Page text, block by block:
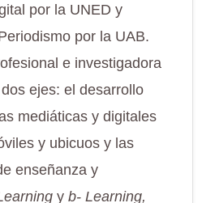
por la UNED y
por la UAB.
e investigadora
ejes: el desarrollo
mediáticas y digitales
y ubicuos y las
enseñanza y
y b- Learning,